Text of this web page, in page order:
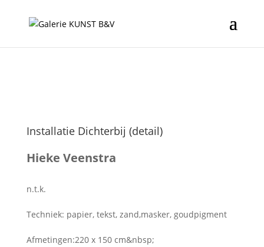
Installatie Dichterbij (detail)
Hieke Veenstra
n.t.k.
Techniek: papier, tekst, zand,masker, goudpigment
Afmetingen:220 x 150 cm&nbsp;